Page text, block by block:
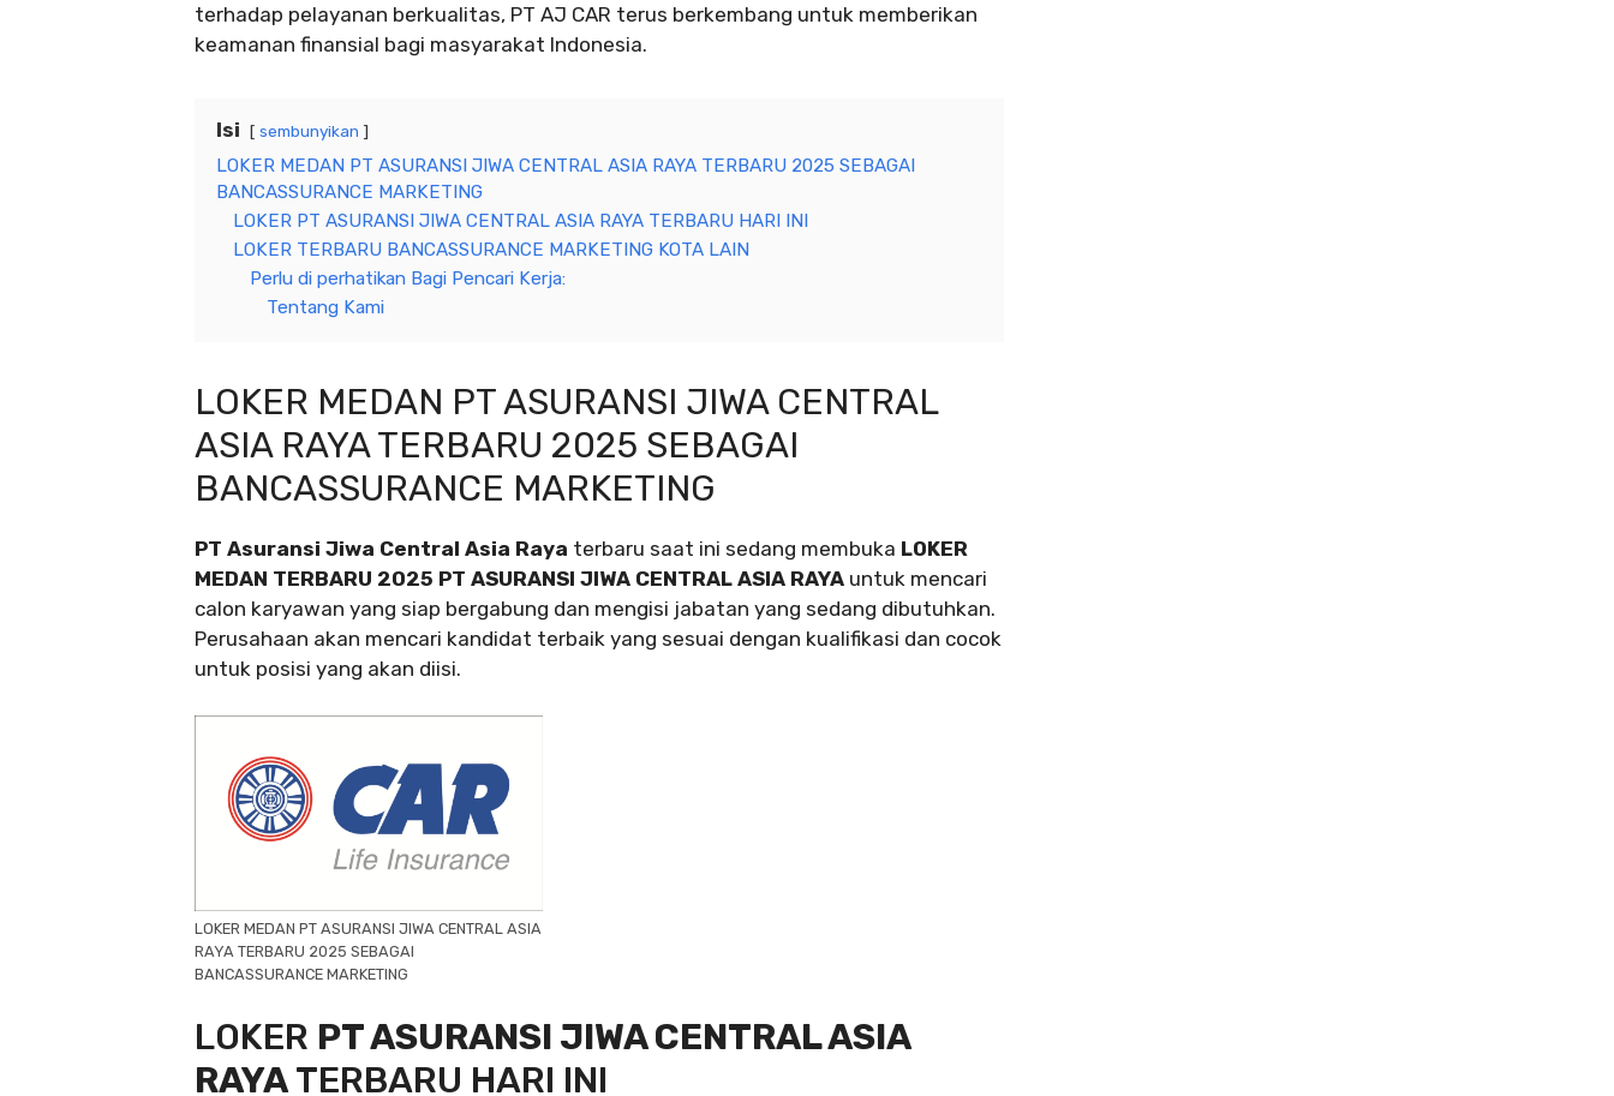
terhadap pelayanan berkualitas, PT AJ CAR terus berkembang untuk memberikan
keamanan finansial bagi masyarakat Indonesia.
Isi sembunyikan
LOKER MEDAN PT ASURANSI JIWA CENTRAL ASIA RAYA TERBARU 2025 SEBAGAI
BANCASSURANCE MARKETING
LOKER PT ASURANSI JIWA CENTRAL ASIA RAYA TERBARU HARI INI
LOKER TERBARU BANCASSURANCE MARKETING KOTA LAIN
Perlu di perhatikan Bagi Pencari Kerja:
Tentang Kami
LOKER MEDAN PT ASURANSI JIWA CENTRAL
ASIA RAYA TERBARU 2025 SEBAGAI
BANCASSURANCE MARKETING
PT Asuransi Jiwa Central Asia Raya terbaru saat ini sedang membuka LOKER
MEDAN TERBARU 2025 PT ASURANSI JIWA CENTRAL ASIA RAYA untuk mencari
calon karyawan yang siap bergabung dan mengisi jabatan yang sedang dibutuhkan.
Perusahaan akan mencari kandidat terbaik yang sesuai dengan kualifikasi dan cocok
untuk posisi yang akan diisi.
LOKER MEDAN PT ASURANSI JIWA CENTRAL ASIA
RAYA TERBARU 2025 SEBAGAI
BANCASSURANCE MARKETING
LOKER PT ASURANSI JIWA CENTRAL ASIA
RAYATERBARU HARI INI